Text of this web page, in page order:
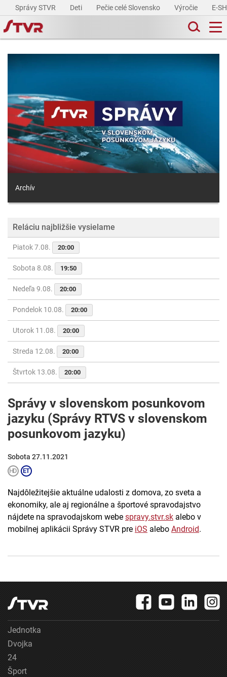
Správy STVR Deti Pečie celé Slovensko Výročie E-
Archív
Reláciu najbližšie vysielame
Piatok 7.08. 20:00
Sobota 8.08. 19:50
Nedeľa 9.08. 20:00
Pondelok 10.08. 20:00
Utorok 11.08. 20:00
Streda 12.08. 20:00
Štvrtok 13.08. 20:00
Správy v slovenskom posunkovom
jazyku (Správy RTVS v slovenskom
posunkovom jazyku)
Sobota 27.11.2021
Najdôležitejšie aktuálne udalosti z domova, zo sveta a
ekonomiky, ale aj regionálne a športové spravodajstvo
nájdete na spravodajskom webe spravy.stvr.sk alebo v
mobilnej aplikácii Správy STVR pre iOS alebo Android.
Jednotka
Dvojka
24
Šport